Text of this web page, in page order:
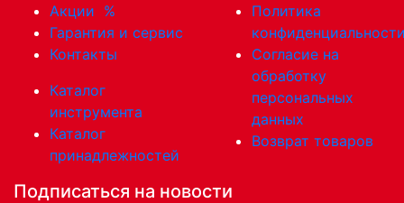
Акции %
Гарантия и сервис
Контакты
Каталог
инструмента
Каталог
принадлежностей
Политика
Согласие на
обработку
персональных
данных
Возврат товаров
Подписаться на новости